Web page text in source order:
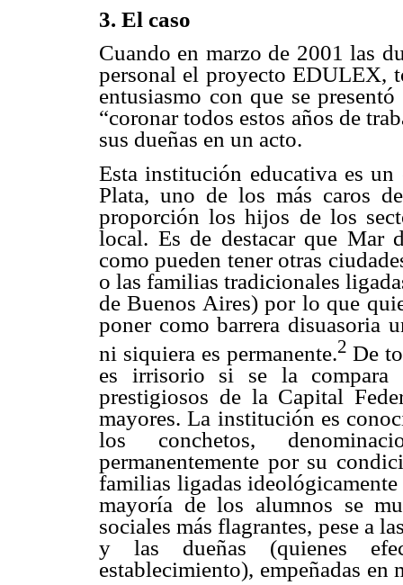
3. El caso
Cuando en marzo de 2001 las
personal el proyecto EDULEX,
entusiasmo con que se
“coronar todos estos años de
sus dueñas en un acto.
Esta institución educativa es
Plata, uno de los más caros
proporción los hijos de los
local. Es de destacar que Mar
como pueden tener otras
o las familias tradicionales
de Buenos Aires) por lo que
poner como barrera disuasoria
ni siquiera es permanente.2 De
es irrisorio si se la
prestigiosos de la Capital
mayores. La institución es
los conchetos,
permanentemente por su
familias ligadas
mayoría de los alumnos se
sociales más flagrantes, pese a
y las dueñas (quienes
establecimiento), empeñadas en